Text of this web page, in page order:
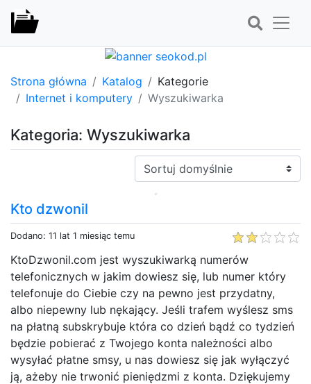
Strona główna Katalog
Kategorie
Internet i komputery
Wyszukiwarka
Kategoria: Wyszukiwarka
Sortuj:
Kto dzwonil
Dodano: 11 lat 1 miesiąc temu
KtoDzwonil.com jest wyszukiwarką numerów
telefonicznych w jakim dowiesz się, lub numer który
telefonuje do Ciebie czy na pewno jest przydatny,
albo niepewny lub nękający. Jeśli trafem wyślesz sms
na płatną subskrybuje która co dzień bądź co tydzień
będzie pobierać z Twojego konta należności albo
wysyłać płatne smsy, u nas dowiesz się jak wyłączyć
ją, ażeby nie trwonić pieniędzmi z konta. Dziękujemy